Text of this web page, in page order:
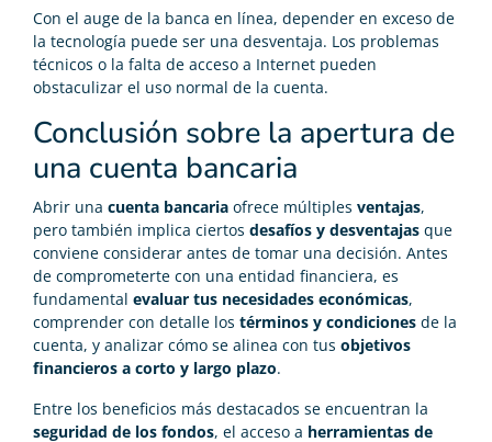
Con el auge de la banca en línea, depender en exceso de
la tecnología puede ser una desventaja. Los problemas
técnicos o la falta de acceso a Internet pueden
obstaculizar el uso normal de la cuenta.
Conclusión sobre la apertura de
una cuenta bancaria
Abrir una cuenta bancaria ofrece múltiples ventajas,
pero también implica ciertos desafíos y desventajas que
conviene considerar antes de tomar una decisión. Antes
de comprometerte con una entidad financiera, es
fundamental evaluar tus necesidades económicas,
comprender con detalle los términos y condiciones de la
cuenta, y analizar cómo se alinea con tus objetivos
financieros a corto y largo plazo.
Entre los beneficios más destacados se encuentran la
seguridad de los fondos, el acceso a herramientas de